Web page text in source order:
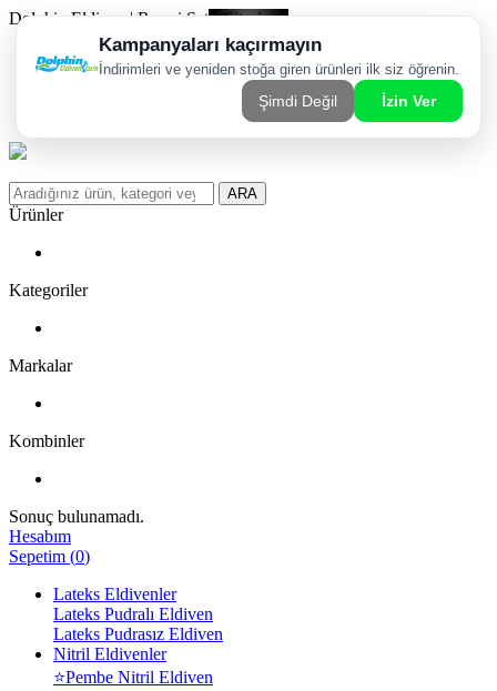
Dolphin Eldiven | Resmi Satış Sitesi
Kargom Nerede?
WhatsApp Sipariş Hattı
ARA
Ürünler
Kategoriler
Markalar
Kombinler
Sonuç bulunamadı.
Hesabım
Sepetim (0)
Lateks Eldivenler
Lateks Pudralı Eldiven
Lateks Pudrasız Eldiven
Nitril Eldivenler
⭐Pembe Nitril Eldiven